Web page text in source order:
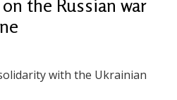
the Russian war
with the Ukrainian